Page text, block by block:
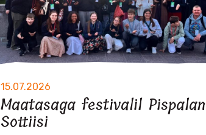
15.07.2026
Maatasaga festivalil Pispalan
Sottiisi